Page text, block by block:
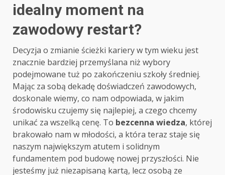
idealny moment na
zawodowy restart?
Decyzja o zmianie ścieżki kariery w tym wieku jest
znacznie bardziej przemyślana niż wybory
podejmowane tuż po zakończeniu szkoły średniej.
Mając za sobą dekadę doświadczeń zawodowych,
doskonale wiemy, co nam odpowiada, w jakim
środowisku czujemy się najlepiej, a czego chcemy
unikać za wszelką cenę. To bezcenna wiedza, której
brakowało nam w młodości, a która teraz staje się
naszym największym atutem i solidnym
fundamentem pod budowę nowej przyszłości. Nie
jesteśmy już niezapisaną kartą, lecz osobą ze